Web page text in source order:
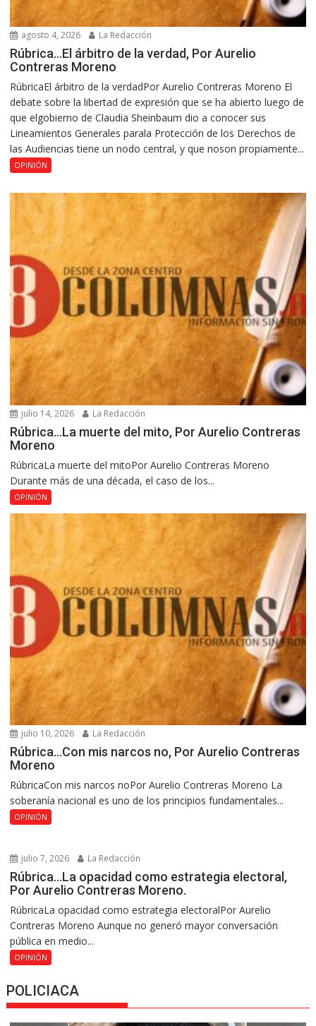
agosto 4, 2026 La Redacción
Rúbrica…El árbitro de la verdad, Por Aurelio
Contreras Moreno
RúbricaEl árbitro de la verdadPor Aurelio Contreras Moreno El
debate sobre la libertad de expresión que se ha abierto luego de
que elgobierno de Claudia Sheinbaum dio a conocer sus
Lineamientos Generales parala Protección de los Derechos de
las Audiencias tiene un nodo central, y que noson propiamente...
OPINIÓN
julio 14, 2026 La Redacción
Rúbrica…La muerte del mito, Por Aurelio Contreras
Moreno
RúbricaLa muerte del mitoPor Aurelio Contreras Moreno
Durante más de una década, el caso de los...
OPINIÓN
julio 10, 2026 La Redacción
Rúbrica…Con mis narcos no, Por Aurelio Contreras
Moreno
RúbricaCon mis narcos noPor Aurelio Contreras Moreno La
soberanía nacional es uno de los principios fundamentales...
OPINIÓN
julio 7, 2026 La Redacción
Rúbrica…La opacidad como estrategia electoral,
Por Aurelio Contreras Moreno.
RúbricaLa opacidad como estrategia electoralPor Aurelio
Contreras Moreno Aunque no generó mayor conversación
pública en medio...
OPINIÓN
POLICIACA